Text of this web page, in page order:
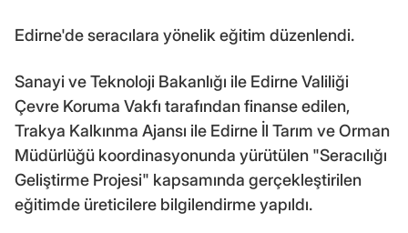
Edirne'de seracılara yönelik eğitim düzenlendi.
Sanayi ve Teknoloji Bakanlığı ile Edirne Valiliği
Çevre Koruma Vakfı tarafından finanse edilen,
Trakya Kalkınma Ajansı ile Edirne İl Tarım ve Orman
Müdürlüğü koordinasyonunda yürütülen "Seracılığı
Geliştirme Projesi" kapsamında gerçekleştirilen
eğitimde üreticilere bilgilendirme yapıldı.